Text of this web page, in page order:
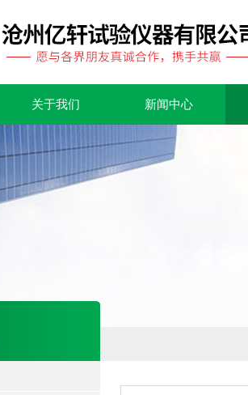
关于我们 新闻中心